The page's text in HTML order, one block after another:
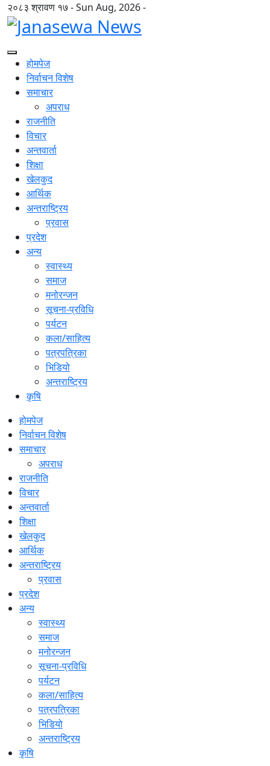
२०८३ श्रावण १७ - Sun Aug, 2026 -
होमपेज
निर्वाचन विशेष
समाचार
अपराध
राजनीति
विचार
अन्तवार्ता
शिक्षा
खेलकुद
आर्थिक
अन्तराष्ट्रिय
प्रवास
प्रदेश
अन्य
स्वास्थ्य
समाज
मनोरन्जन
सूचना-प्रविधि
पर्यटन
कला/साहित्य
पत्रपत्रिका
भिडियो
अन्तराष्ट्रिय
कृषि
होमपेज
निर्वाचन विशेष
समाचार
अपराध
राजनीति
विचार
अन्तवार्ता
शिक्षा
खेलकुद
आर्थिक
अन्तराष्ट्रिय
प्रवास
प्रदेश
अन्य
स्वास्थ्य
समाज
मनोरन्जन
सूचना-प्रविधि
पर्यटन
कला/साहित्य
पत्रपत्रिका
भिडियो
अन्तराष्ट्रिय
कृषि